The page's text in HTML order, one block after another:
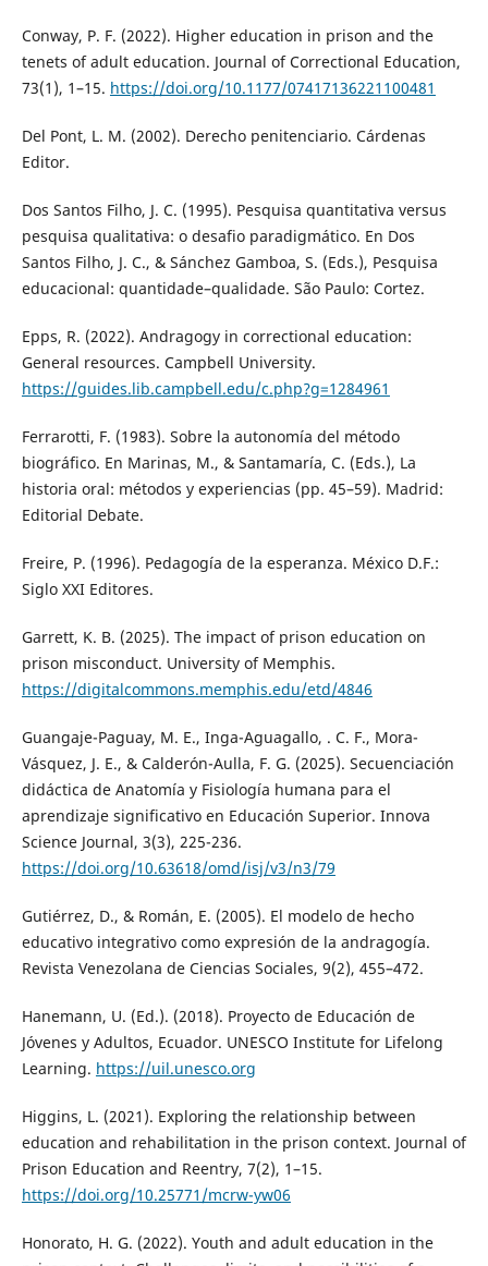
Conway, P. F. (2022). Higher education in prison and the
tenets of adult education. Journal of Correctional Education,
73(1), 1–15. https://doi.org/10.1177/07417136221100481
Del Pont, L. M. (2002). Derecho penitenciario. Cárdenas
Editor.
Dos Santos Filho, J. C. (1995). Pesquisa quantitativa versus
pesquisa qualitativa: o desafio paradigmático. En Dos
Santos Filho, J. C., & Sánchez Gamboa, S. (Eds.), Pesquisa
educacional: quantidade–qualidade. São Paulo: Cortez.
Epps, R. (2022). Andragogy in correctional education:
General resources. Campbell University.
https://guides.lib.campbell.edu/c.php?g=1284961
Ferrarotti, F. (1983). Sobre la autonomía del método
biográfico. En Marinas, M., & Santamaría, C. (Eds.), La
historia oral: métodos y experiencias (pp. 45–59). Madrid:
Editorial Debate.
Freire, P. (1996). Pedagogía de la esperanza. México D.F.:
Siglo XXI Editores.
Garrett, K. B. (2025). The impact of prison education on
prison misconduct. University of Memphis.
https://digitalcommons.memphis.edu/etd/4846
Guangaje-Paguay, M. E., Inga-Aguagallo, . C. F., Mora-
Vásquez, J. E., & Calderón-Aulla, F. G. (2025). Secuenciación
didáctica de Anatomía y Fisiología humana para el
aprendizaje significativo en Educación Superior. Innova
Science Journal, 3(3), 225-236.
https://doi.org/10.63618/omd/isj/v3/n3/79
Gutiérrez, D., & Román, E. (2005). El modelo de hecho
educativo integrativo como expresión de la andragogía.
Revista Venezolana de Ciencias Sociales, 9(2), 455–472.
Hanemann, U. (Ed.). (2018). Proyecto de Educación de
Jóvenes y Adultos, Ecuador. UNESCO Institute for Lifelong
Learning. https://uil.unesco.org
Higgins, L. (2021). Exploring the relationship between
education and rehabilitation in the prison context. Journal of
Prison Education and Reentry, 7(2), 1–15.
https://doi.org/10.25771/mcrw-yw06
Honorato, H. G. (2022). Youth and adult education in the